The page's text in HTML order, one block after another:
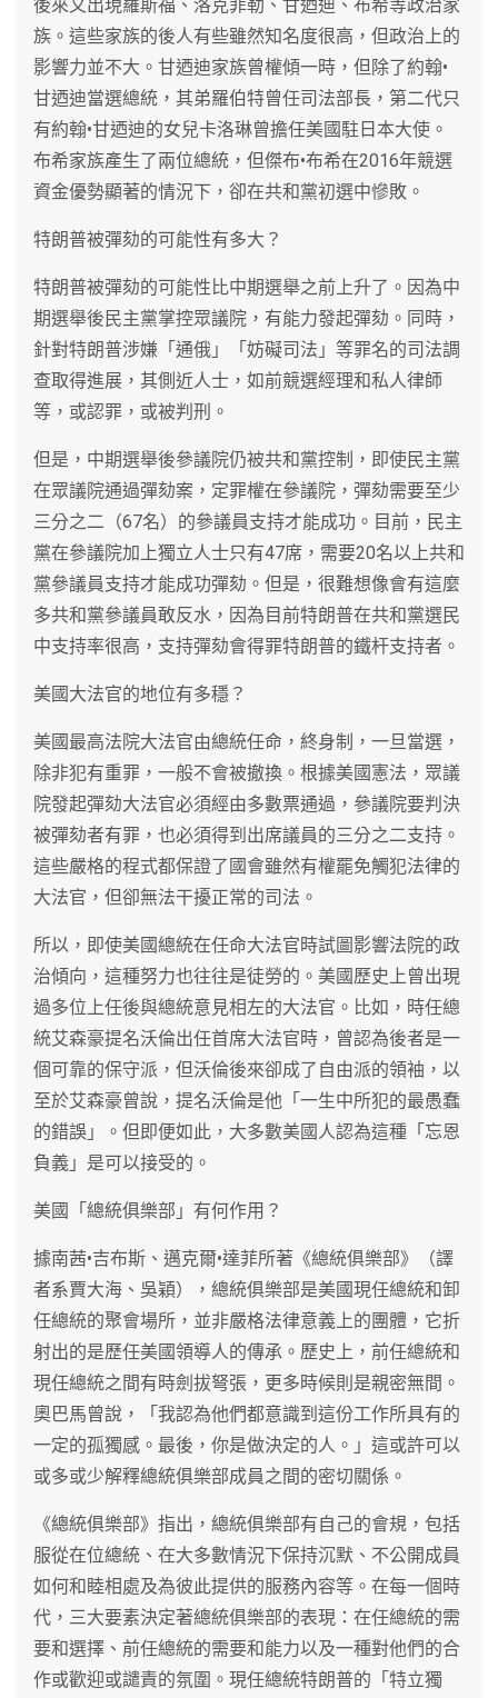
後來又出現羅斯福、洛克菲勒、甘迺迪、布希等政治家
族。這些家族的後人有些雖然知名度很高，但政治上的
影響力並不大。甘迺迪家族曾權傾一時，但除了約翰•
甘迺迪當選總統，其弟羅伯特曾任司法部長，第二代只
有約翰•甘迺迪的女兒卡洛琳曾擔任美國駐日本大使。
布希家族產生了兩位總統，但傑布•布希在2016年競選
資金優勢顯著的情況下，卻在共和黨初選中慘敗。
特朗普被彈劾的可能性有多大？
特朗普被彈劾的可能性比中期選舉之前上升了。因為中
期選舉後民主黨掌控眾議院，有能力發起彈劾。同時，
針對特朗普涉嫌「通俄」「妨礙司法」等罪名的司法調
查取得進展，其側近人士，如前競選經理和私人律師
等，或認罪，或被判刑。
但是，中期選舉後參議院仍被共和黨控制，即使民主黨
在眾議院通過彈劾案，定罪權在參議院，彈劾需要至少
三分之二（67名）的參議員支持才能成功。目前，民主
黨在參議院加上獨立人士只有47席，需要20名以上共和
黨參議員支持才能成功彈劾。但是，很難想像會有這麼
多共和黨參議員敢反水，因為目前特朗普在共和黨選民
中支持率很高，支持彈劾會得罪特朗普的鐵杆支持者。
美國大法官的地位有多穩？
美國最高法院大法官由總統任命，終身制，一旦當選，
除非犯有重罪，一般不會被撤換。根據美國憲法，眾議
院發起彈劾大法官必須經由多數票通過，參議院要判決
被彈劾者有罪，也必須得到出席議員的三分之二支持。
這些嚴格的程式都保證了國會雖然有權罷免觸犯法律的
大法官，但卻無法干擾正常的司法。
所以，即使美國總統在任命大法官時試圖影響法院的政
治傾向，這種努力也往往是徒勞的。美國歷史上曾出現
過多位上任後與總統意見相左的大法官。比如，時任總
統艾森豪提名沃倫出任首席大法官時，曾認為後者是一
個可靠的保守派，但沃倫後來卻成了自由派的領袖，以
至於艾森豪曾說，提名沃倫是他「一生中所犯的最愚蠢
的錯誤」。但即便如此，大多數美國人認為這種「忘恩
負義」是可以接受的。
美國「總統俱樂部」有何作用？
據南茜•吉布斯、邁克爾•達菲所著《總統俱樂部》（譯
者系賈大海、吳穎），總統俱樂部是美國現任總統和卸
任總統的聚會場所，並非嚴格法律意義上的團體，它折
射出的是歷任美國領導人的傳承。歷史上，前任總統和
現任總統之間有時劍拔弩張，更多時候則是親密無間。
奧巴馬曾說，「我認為他們都意識到這份工作所具有的
一定的孤獨感。最後，你是做決定的人。」這或許可以
或多或少解釋總統俱樂部成員之間的密切關係。
《總統俱樂部》指出，總統俱樂部有自己的會規，包括
服從在位總統、在大多數情況下保持沉默、不公開成員
如何和睦相處及為彼此提供的服務內容等。在每一個時
代，三大要素決定著總統俱樂部的表現：在任總統的需
要和選擇、前任總統的需要和能力以及一種對他們的合
作或歡迎或譴責的氛圍。現任總統特朗普的「特立獨